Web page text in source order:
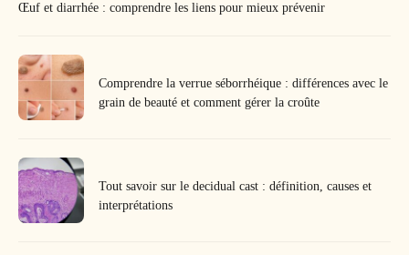
Œuf et diarrhée : comprendre les liens pour mieux prévenir
Comprendre la verrue séborrhéique : différences avec le
grain de beauté et comment gérer la croûte
Tout savoir sur le decidual cast : définition, causes et
interprétations